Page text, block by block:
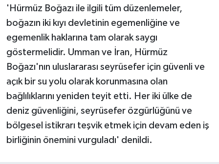
'Hürmüz Boğazı ile ilgili tüm düzenlemeler,
boğazın iki kıyı devletinin egemenliğine ve
egemenlik haklarına tam olarak saygı
göstermelidir. Umman ve İran, Hürmüz
Boğazı'nın uluslararası seyrüsefer için güvenli ve
açık bir su yolu olarak korunmasına olan
bağlılıklarını yeniden teyit etti. Her iki ülke de
deniz güvenliğini, seyrüsefer özgürlüğünü ve
bölgesel istikrarı teşvik etmek için devam eden iş
birliğinin önemini vurguladı' denildi.